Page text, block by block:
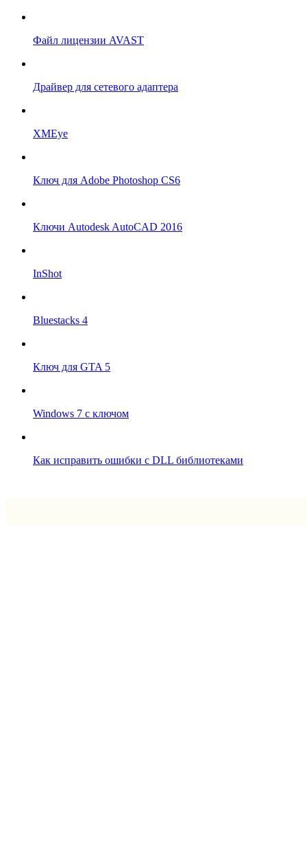
Файл лицензии AVAST
Драйвер для сетевого адаптера
XMEye
Ключ для Adobe Photoshop CS6
Ключи Autodesk AutoCAD 2016
InShot
Bluestacks 4
Ключ для GTA 5
Windows 7 с ключом
Как исправить ошибки с DLL библиотеками